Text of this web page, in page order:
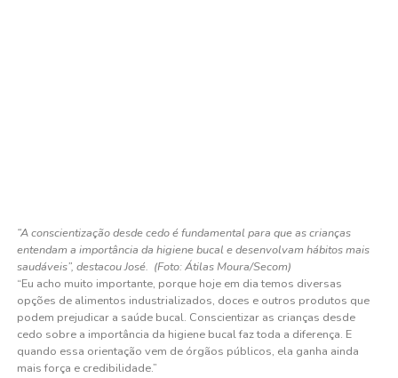
“A conscientização desde cedo é fundamental para que as crianças
entendam a importância da higiene bucal e desenvolvam hábitos mais
saudáveis”, destacou José. (Foto: Átilas Moura/Secom)
“Eu acho muito importante, porque hoje em dia temos diversas
opções de alimentos industrializados, doces e outros produtos que
podem prejudicar a saúde bucal. Conscientizar as crianças desde
cedo sobre a importância da higiene bucal faz toda a diferença. E
quando essa orientação vem de órgãos públicos, ela ganha ainda
mais força e credibilidade.”